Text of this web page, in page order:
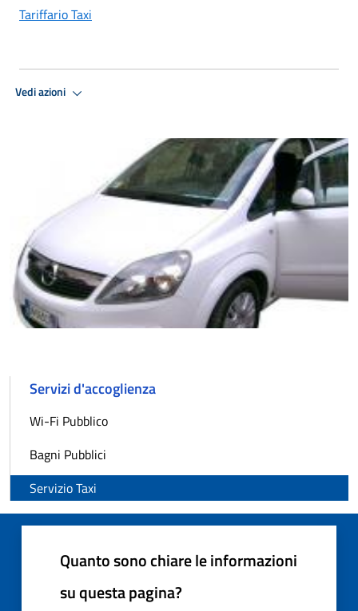
Tariffario Taxi
Vedi azioni
Servizi d'accoglienza
Wi-Fi Pubblico
Bagni Pubblici
Servizio Taxi
Quanto sono chiare le informazioni
su questa pagina?